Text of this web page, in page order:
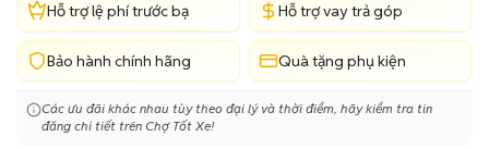
Hỗ trợ lệ phí trước bạ Hỗ trợ vay trả góp
Bảo hành chính hãng Quà tặng phụ kiện
Các ưu đãi khác nhau tùy theo đại lý và thời điểm, hãy kiểm tra tin
đăng chi tiết trên Chợ Tốt Xe!